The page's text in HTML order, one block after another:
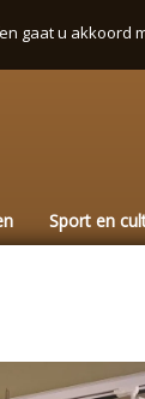
gaat u akkoord
Sport en